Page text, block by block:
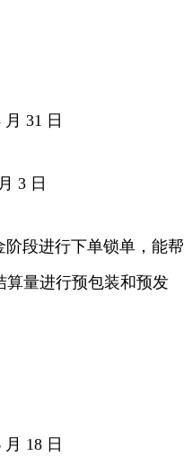
31 日
3 日
段进行下单锁单，能帮
算量进行预包装和预发
18 日